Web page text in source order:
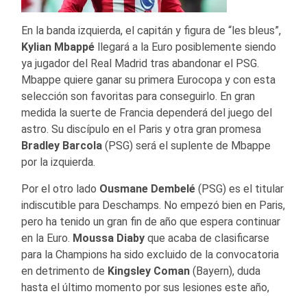
En la banda izquierda, el capitán y figura de “les bleus”,
Kylian Mbappé llegará a la Euro posiblemente siendo
ya jugador del Real Madrid tras abandonar el PSG.
Mbappe quiere ganar su primera Eurocopa y con esta
selección son favoritas para conseguirlo. En gran
medida la suerte de Francia dependerá del juego del
astro. Su discípulo en el Paris y otra gran promesa
Bradley Barcola (PSG) será el suplente de Mbappe
por la izquierda.
Por el otro lado Ousmane Dembelé (PSG) es el titular
indiscutible para Deschamps. No empezó bien en Paris,
pero ha tenido un gran fin de año que espera continuar
en la Euro. Moussa Diaby que acaba de clasificarse
para la Champions ha sido excluido de la convocatoria
en detrimento de Kingsley Coman (Bayern), duda
hasta el último momento por sus lesiones este año,